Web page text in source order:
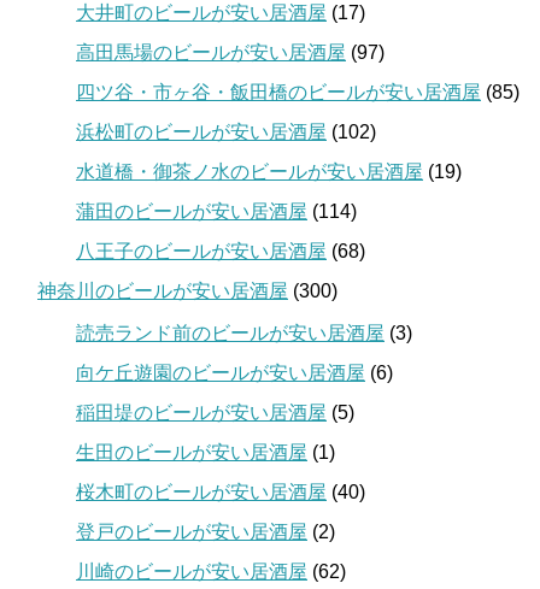
大井町のビールが安い居酒屋 (17)
高田馬場のビールが安い居酒屋 (97)
四ツ谷・市ヶ谷・飯田橋のビールが安い居酒屋 (85)
浜松町のビールが安い居酒屋 (102)
水道橋・御茶ノ水のビールが安い居酒屋 (19)
蒲田のビールが安い居酒屋 (114)
八王子のビールが安い居酒屋 (68)
神奈川のビールが安い居酒屋 (300)
読売ランド前のビールが安い居酒屋 (3)
向ケ丘遊園のビールが安い居酒屋 (6)
稲田堤のビールが安い居酒屋 (5)
生田のビールが安い居酒屋 (1)
桜木町のビールが安い居酒屋 (40)
登戸のビールが安い居酒屋 (2)
川崎のビールが安い居酒屋 (62)